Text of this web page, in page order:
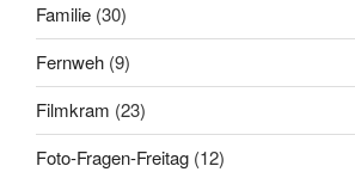
Familie (30)
Fernweh (9)
Filmkram (23)
Foto-Fragen-Freitag (12)